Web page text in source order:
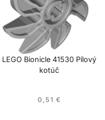
LEGO Bionicle 41530 Pílový
kotúč
0,51 €